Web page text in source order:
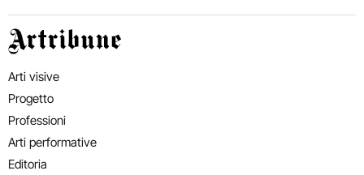
Artribune
Arti visive
Progetto
Professioni
Arti performative
Editoria